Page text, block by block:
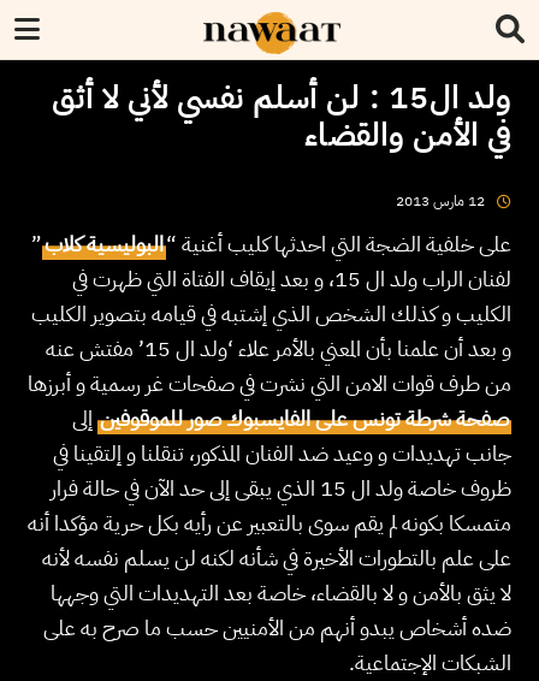
ولد ال15 : لن أسلم نفسي لأني لا أثق
في الأمن والقضاء
12 مارس 2013
على خلفية الضجة التي احدثها كليب أغنية “البوليسية كلاب”
لفنان الراب ولد ال 15، و بعد إيقاف الفتاة التي ظهرت في
الكليب و كذلك الشخص الذي إشتبه في قيامه بتصوير الكليب
و بعد أن علمنا بأن المعني بالأمر علاء ‘ولد ال 15’ مفتش عنه
من طرف قوات الامن التي نشرت في صفحات غر رسمية و أبرزها
صفحة شرطة تونس على الفايسبوك صور للموقوفين إلى
جانب تهديدات و وعيد ضد الفنان المذكور، تنقلنا و إلتقينا في
ظروف خاصة ولد ال 15 الذي يبقى إلى حد الآن في حالة فرار
متمسكا بكونه لم يقم سوى بالتعبير عن رأيه بكل حرية مؤكدا أنه
على علم بالتطورات الأخيرة في شأنه لكنه لن يسلم نفسه لأنه
لا يثق بالأمن و لا بالقضاء، خاصة بعد التهديدات التي وجهها
ضده أشخاص يبدو أنهم من الأمنيين حسب ما صرح به على
الشبكات الإجتماعية.